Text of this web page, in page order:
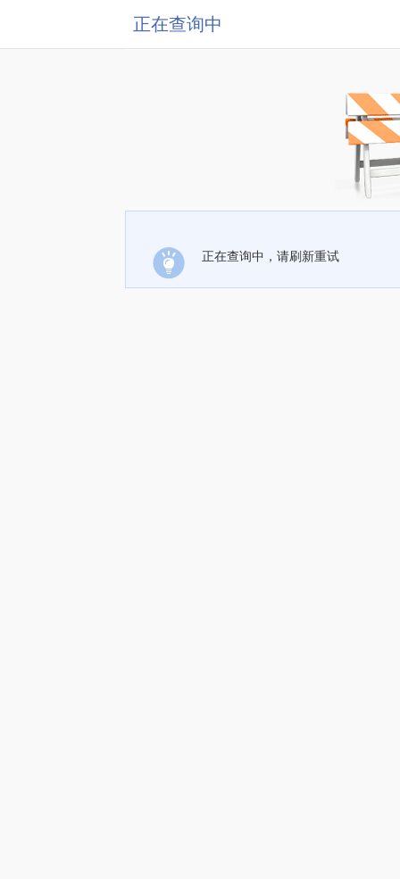
正在查询中
正在查询中，请刷新重试